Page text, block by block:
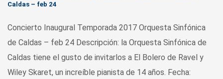
Caldas – feb 24
Concierto Inaugural Temporada 2017 Orquesta Sinfónica
de Caldas – feb 24 Descripción: la Orquesta Sinfónica de
Caldas tiene el gusto de invitarlos a El Bolero de Ravel y
Wiley Skaret, un increíble pianista de 14 años. Fecha: